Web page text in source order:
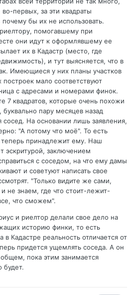
первых, за эти квадраты
бы их не использовать.
помогавшему при
они идут к оформлявшему ее
их в Кадастр (место, где
и тут выясняется, что в
Имеющиеся у них планы участков
мало соответствуют
с адресами и номерами финок.
7 квадратов, которые очень похожи
пару месяцев назад
сосед. На основании лишь заявления,
"А потому что моё". То есть
теперь принадлежит ему. Наш
эскритурой, заключением
с соседом, на что ему дамы
и советуют написать свое
"Только видите же сами,
не знаем, где что стоит-лежит-
что сможем".
и риелтор делали свое дело на
историю финки, то есть
в Кадастре реальность отличается от
придется ущемлять соседа. А он
пока этим занимается
будет.